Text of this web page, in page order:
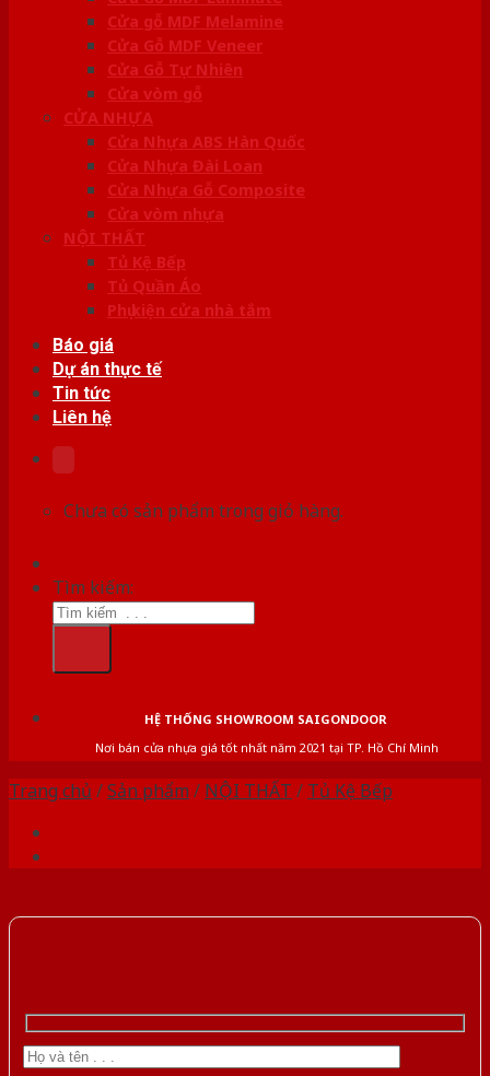
Cửa gỗ MDF Melamine
Cửa Gỗ MDF Veneer
Cửa Gỗ Tự Nhiên
Cửa vòm gỗ
CỬA NHỰA
Cửa Nhựa ABS Hàn Quốc
Cửa Nhựa Đài Loan
Cửa Nhựa Gỗ Composite
Cửa vòm nhựa
NỘI THẤT
Tủ Kệ Bếp
Tủ Quần Áo
Phụ kiện cửa nhà tắm
Báo giá
Dự án thực tế
Tin tức
Liên hệ
Chưa có sản phẩm trong giỏ hàng.
Tìm kiếm:
HỆ THỐNG SHOWROOM SAIGONDOOR
Nơi bán cửa nhựa giá tốt nhất năm 2021 tại TP. Hồ Chí Minh
Trang chủ /Sản phẩm / NỘI THẤT / Tủ Kệ Bếp